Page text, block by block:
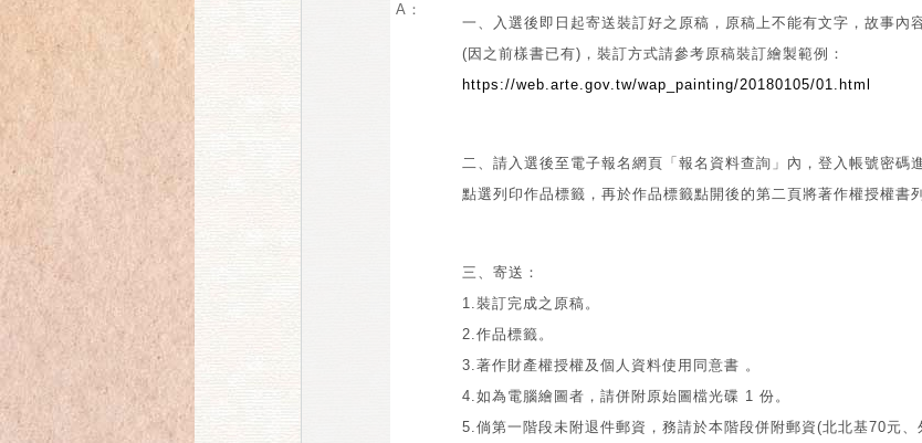
A：
一、入選後即日起寄送裝訂好之原稿，原稿上不能有文字，故事內
(因之前樣書已有)，裝訂方式請參考原稿裝訂繪製範例：
https://web.arte.gov.tw/wap_painting/20180105/01.html
二、請入選後至電子報名網頁「報名資料查詢」內，登入帳號密碼
點選列印作品標籤，再於作品標籤點開後的第二頁將著作權授權書
三、寄送：
1.裝訂完成之原稿。
2.作品標籤。
3.著作財產權授權及個人資料使用同意書 。
4.如為電腦繪圖者，請併附原始圖檔光碟 1 份。
5.倘第一階段未附退件郵資，務請於本階段併附郵資(北北基70元、